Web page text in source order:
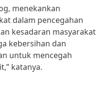
menekankan
dalam pencegahan
kesadaran masyarakat
kebersihan dan
untuk mencegah
katanya.